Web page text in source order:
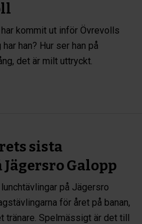
har kommit ut inför Övrevolls
han? Hur ser han på
det är milt uttryckt.
sista
Galopp
på Jägersro
för året på banan,
tränare. Spelmässigt är det till